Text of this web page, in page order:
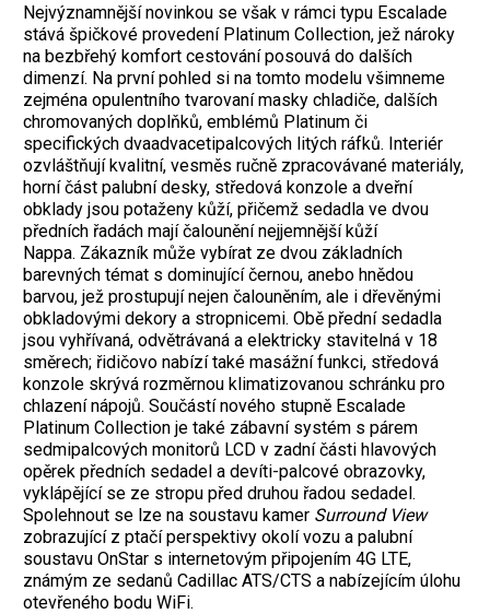
Nejvýznamnější novinkou se však v rámci typu Escalade
stává špičkové provedení Platinum Collection, jež nároky
na bezbřehý komfort cestování posouvá do dalších
dimenzí. Na první pohled si na tomto modelu všimneme
zejména opulentního tvarovaní masky chladiče, dalších
chromovaných doplňků, emblémů Platinum či
specifických dvaadvacetipalcových litých ráfků. Interiér
ozvláštňují kvalitní, vesměs ručně zpracovávané materiály,
horní část palubní desky, středová konzole a dveřní
obklady jsou potaženy kůží, přičemž sedadla ve dvou
předních řadách mají čalounění nejjemnější kůží
Nappa. Zákazník může vybírat ze dvou základních
barevných témat s dominující černou, anebo hnědou
barvou, jež prostupují nejen čalouněním, ale i dřevěnými
obkladovými dekory a stropnicemi. Obě přední sedadla
jsou vyhřívaná, odvětrávaná a elektricky stavitelná v 18
směrech; řidičovo nabízí také masážní funkci, středová
konzole skrývá rozměrnou klimatizovanou schránku pro
chlazení nápojů. Součástí nového stupně Escalade
Platinum Collection je také zábavní systém s párem
sedmipalcových monitorů LCD v zadní části hlavových
opěrek předních sedadel a devíti-palcové obrazovky,
vyklápějící se ze stropu před druhou řadou sedadel.
Spolehnout se lze na soustavu kamer Surround View
zobrazující z ptačí perspektivy okolí vozu a palubní
soustavu OnStar s internetovým připojením 4G LTE,
známým ze sedanů Cadillac ATS/CTS a nabízejícím úlohu
otevřeného bodu WiFi.